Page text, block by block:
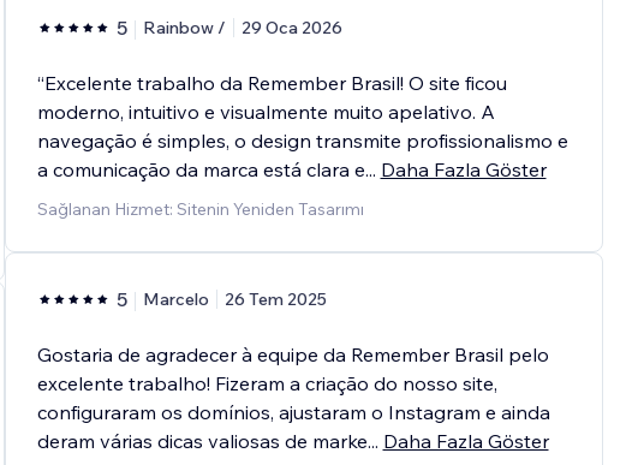
5 Rainbow / 29 Oca 2026
“Excelente trabalho da Remember Brasil! O site ficou
moderno, intuitivo e visualmente muito apelativo. A
navegação é simples, o design transmite profissionalismo e
a comunicação da marca está clara e... Daha Fazla Göster
Sağlanan Hizmet: Sitenin Yeniden Tasarımı
5 Marcelo 26 Tem 2025
Gostaria de agradecer à equipe da Remember Brasil pelo
excelente trabalho! Fizeram a criação do nosso site,
configuraram os domínios, ajustaram o Instagram e ainda
deram várias dicas valiosas de marke... Daha Fazla Göster